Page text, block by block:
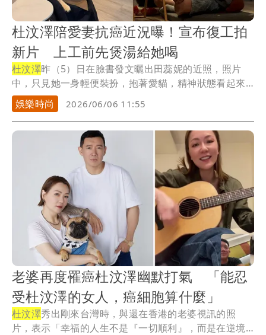
杜汶澤陪愛妻抗癌近況曝！宣布復工拍
新片 上工前先煲湯給她喝
杜汶澤昨（5）日在臉書發文曬出田蕊妮的近照，照片
中，只見她一身輕便裝扮，抱著愛貓，精神狀態看起來
不錯...
娛樂時尚 2026/06/06 11:55
老婆再度罹癌杜汶澤幽默打氣 「能忍
受杜汶澤的女人，癌細胞算什麼」
杜汶澤秀出剛來台灣時，與還在香港的老婆視訊的照
片，表示「幸福的人生不是『一切順利』，而是在逆境